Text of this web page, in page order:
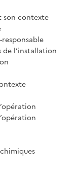
son contexte
l’installation